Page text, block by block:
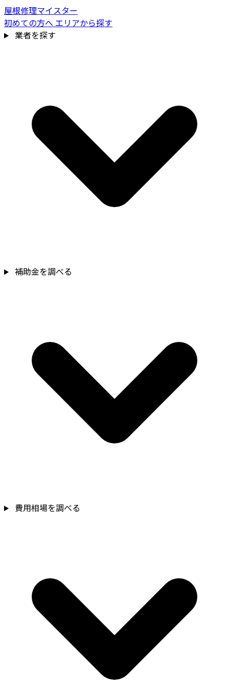
屋根修理マイスター
初めての方へ エリアから探す
業者を探す
補助金を調べる
費用相場を調べる